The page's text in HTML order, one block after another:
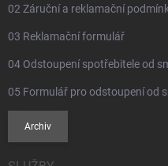
02 Záruční a reklamační
03 Reklamační formulář
04 Odstoupení spotřebitele od
05 Formulář pro odstoupení od
Archiv